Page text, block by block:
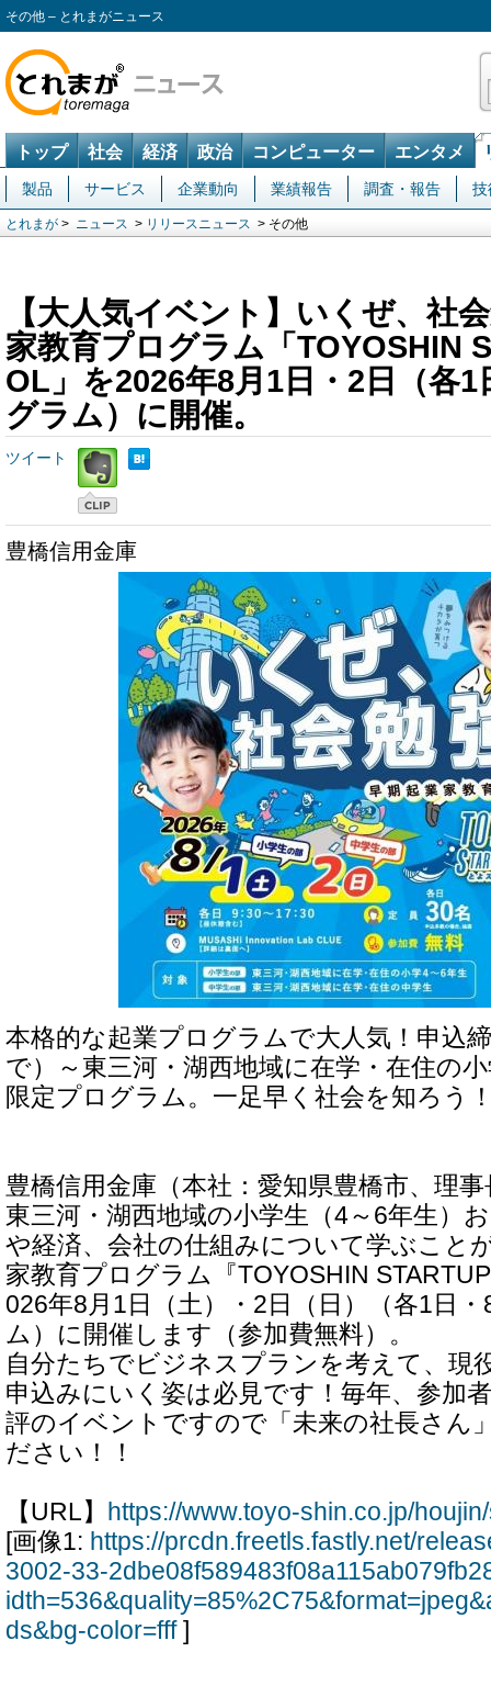
その他 – とれまがニュース
トップ 社会 経済 政治 コンピューター エンタメ
製品 サービス 企業動向 業績報告 調査・報告 技
とれまが > ニュース > リリースニュース > その他
【大人気イベント】いくぜ、社
家教育プログラム「TOYOSHIN
OL」を2026年8月1日・2日（各
グラム）に開催。
ツイート
豊橋信用金庫
本格的な起業プログラムで大人気！申込
で）～東三河・湖西地域に在学・在住の
限定プログラム。一足早く社会を知ろう
豊橋信用金庫（本社：愛知県豊橋市、理
東三河・湖西地域の小学生（4～6年生）
や経済、会社の仕組みについて学ぶこと
家教育プログラム『TOYOSHIN
026年8月1日（土）・2日（日）（各1日
ム）に開催します（参加費無料）。
自分たちでビジネスプランを考えて、現
申込みにいく姿は必見です！毎年、参加
評のイベントですので「未来の社長さん
ださい！！
【URL】
https://www.toyo-shin.co.jp/
[画像1: https://prcdn.freetls.fastly.net/
3002-33-
ds&bg-color=fff]